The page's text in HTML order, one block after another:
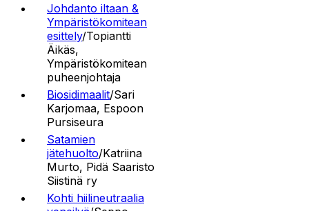
Johdanto iltaan &
Ympäristökomitean
esittely/Topiantti
Äikäs,
Ympäristökomitean
puheenjohtaja
Biosidimaalit/Sari
Karjomaa, Espoon
Pursiseura
Satamien
jätehuolto/Katriina
Murto, Pidä Saaristo
Siistinä ry
Kohti hiilineutraalia